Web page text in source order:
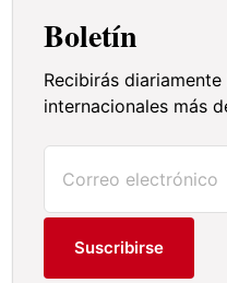
Boletín
Recibirás
internacionales más
Suscribirse